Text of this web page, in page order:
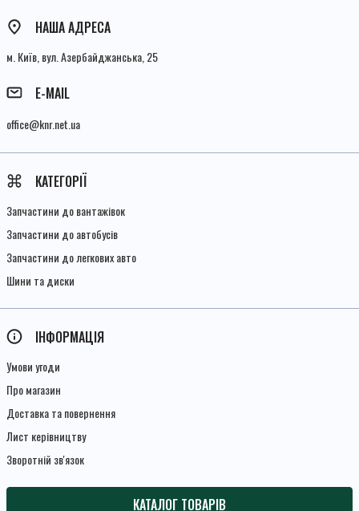
НАША АДРЕСА
м. Київ, вул. Азербайджанська, 25
E-MAIL
office@knr.net.ua
КАТЕГОРІЇ
Запчастини до вантажівок
Запчастини до автобусів
Запчастини до легкових авто
Шини та диски
ІНФОРМАЦІЯ
Умови угоди
Про магазин
Доставка та повернення
Лист керівництву
Зворотній зв'язок
КАТАЛОГ ТОВАРІВ